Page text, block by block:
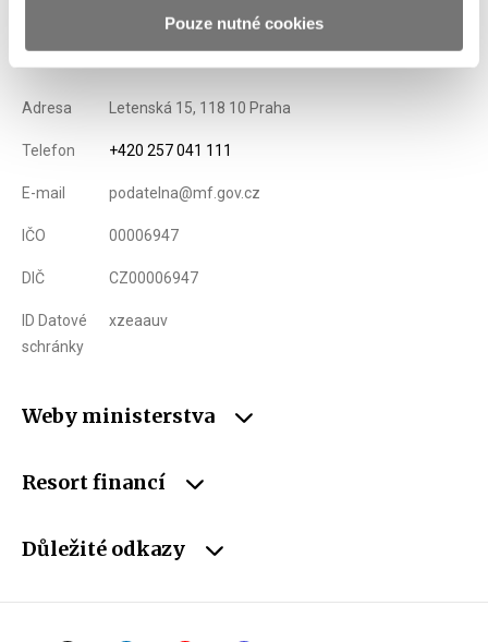
Pouze nutné cookies
Ministerstvo financí ČR
Adresa Letenská 15, 118 10 Praha
Telefon +420 257 041 111
E-mail podatelna@mf.gov.cz
IČO 00006947
DIČ CZ00006947
ID Datové
schránky
xzeaauv
Weby ministerstva
Resort financí
Důležité odkazy